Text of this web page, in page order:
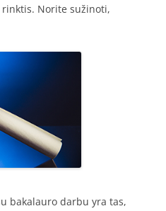
Norite sužinoti,
bakalauro darbu yra tas,